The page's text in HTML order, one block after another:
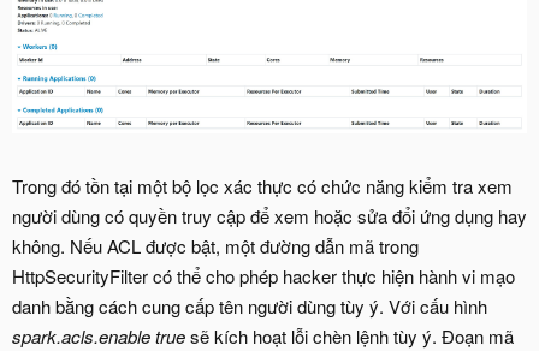
Trong đó tồn tại một bộ lọc xác thực có chức năng kiểm tra xem
người dùng có quyền truy cập để xem hoặc sửa đổi ứng dụng hay
không. Nếu ACL được bật, một đường dẫn mã trong
HttpSecurityFilter có thể cho phép hacker thực hiện hành vi mạo
danh bằng cách cung cấp tên người dùng tùy ý. Với cấu hình
spark.acls.enable truesẽ kích hoạt lỗi chèn lệnh tùy ý. Đoạn mã